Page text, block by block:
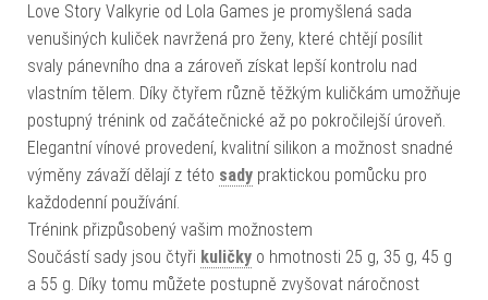
Love Story Valkyrie od Lola Games je promyšlená sada
venušiných kuliček navržená pro ženy, které chtějí posílit
svaly pánevního dna a zároveň získat lepší kontrolu nad
vlastním tělem. Díky čtyřem různě těžkým kuličkám umožňuje
postupný trénink od začátečnické až po pokročilejší úroveň.
Elegantní vínové provedení, kvalitní silikon a možnost snadné
výměny závaží dělají z této sady praktickou pomůcku pro
každodenní používání.
Trénink přizpůsobený vašim možnostem
Součástí sady jsou čtyři kuličky o hmotnosti 25 g, 35 g, 45 g
a 55 g. Díky tomu můžete postupně zvyšovat náročnost